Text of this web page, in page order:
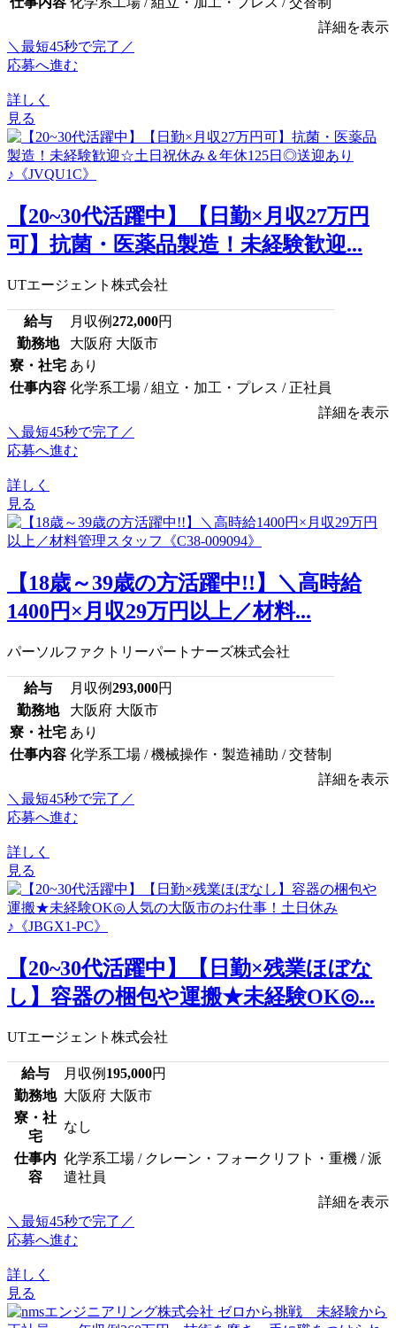
詳細を表示
＼最短45秒で完了／
応募へ進む
詳しく
見る
【20~30代活躍中】【日勤×月収27万円
可】抗菌・医薬品製造！未経験歓迎...
UTエージェント株式会社
給与 月収例272,000円
勤務地
大阪府 大阪市
寮・社宅 あり
仕事内容 化学系工場 / 組立・加工・プレス / 正社員
詳細を表示
＼最短45秒で完了／
応募へ進む
詳しく
見る
【18歳～39歳の方活躍中!!】＼高時給
1400円×月収29万円以上／材料...
パーソルファクトリーパートナーズ株式会社
給与 月収例293,000円
勤務地
大阪府 大阪市
寮・社宅 あり
仕事内容 化学系工場 / 機械操作・製造補助 / 交替制
詳細を表示
＼最短45秒で完了／
応募へ進む
詳しく
見る
【20~30代活躍中】【日勤×残業ほぼな
し】容器の梱包や運搬★未経験OK◎...
UTエージェント株式会社
給与 月収例 195,000円
勤務地 大阪府 大阪市
寮・社
宅
なし
仕事内
容
化学系工場 / クレーン・フォークリフト・重機 / 派
遣社員
詳細を表示
＼最短45秒で完了／
応募へ進む
詳しく
見る